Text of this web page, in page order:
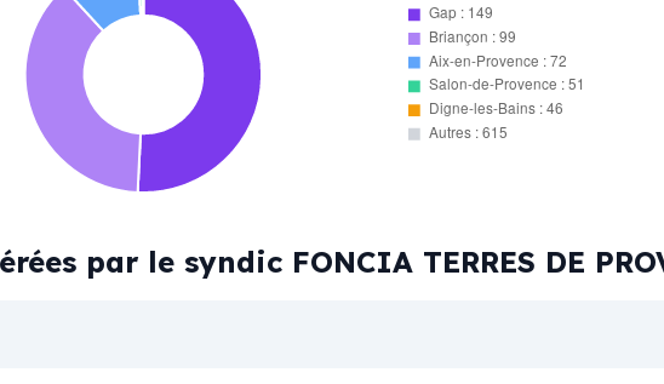
Gap : 149
Briançon : 99
Aix-en-Provence : 72
Salon-de-Provence : 51
Digne-les-Bains : 46
Autres : 615
par le syndic FONCIA TERRES DE